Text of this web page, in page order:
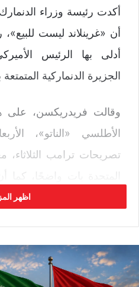
أكدت رئيسة وزراء
أن «غرينلاند ليست
أدلى بها الرئيس
الجزيرة الدنماركية
وقالت فريدريكسن،
الأطلسي «الناتو»،
تصريحات ترامب الثلاثاء،
منذ البداية: «غرينلاند
هذه المرة بالتهديدات التي
اظهر